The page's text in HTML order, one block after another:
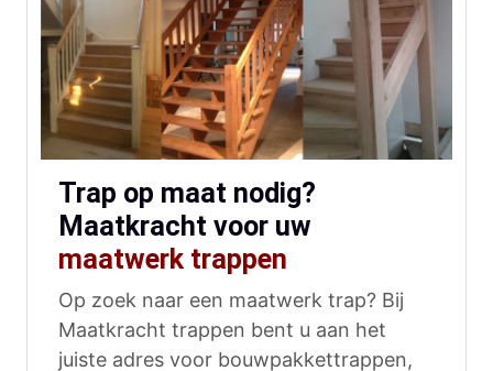
Trap op maat nodig?
Maatkracht voor uw
maatwerk trappen
Op zoek naar een maatwerk trap? Bij
Maatkracht trappen bent u aan het
juiste adres voor bouwpakkettrappen,